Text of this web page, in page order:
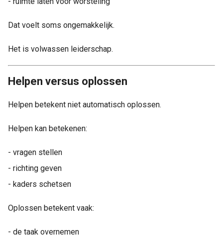
Dat voelt soms ongemakkelijk.
Het is volwassen leiderschap.
Helpen versus oplossen
Helpen betekent niet automatisch oplossen.
Helpen kan betekenen:
- vragen stellen
- richting geven
- kaders schetsen
Oplossen betekent vaak:
- de taak overnemen